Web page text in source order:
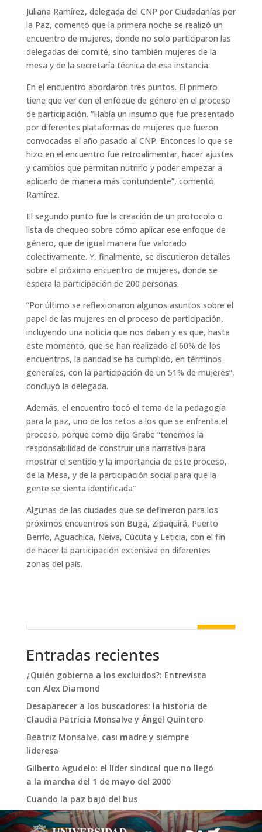
Juliana Ramírez, delegada del CNP por Ciudadanías por
la Paz, comentó que la primera noche se realizó un
encuentro de mujeres, donde no solo participaron las
delegadas del comité, sino también mujeres de la
mesa y de la secretaría técnica de esa instancia.
En el encuentro abordaron tres puntos. El primero
tiene que ver con el enfoque de género en el proceso
de participación. “Había un insumo que fue presentado
por diferentes plataformas de mujeres que fueron
convocadas el año pasado al CNP. Entonces lo que se
hizo en el encuentro fue retroalimentar, hacer ajustes
y cambios que permitan nutrirlo y poder empezar a
aplicarlo de manera más contundente”, comentó
Ramírez.
El segundo punto fue la creación de un protocolo o
lista de chequeo sobre cómo aplicar ese enfoque de
género, que de igual manera fue valorado
colectivamente. Y, finalmente, se discutieron detalles
sobre el próximo encuentro de mujeres, donde se
espera la participación de 200 personas.
“Por último se reflexionaron algunos asuntos sobre el
papel de las mujeres en el proceso de participación,
incluyendo una noticia que nos daban y es que, hasta
este momento, que se han realizado el 60% de los
encuentros, la paridad se ha cumplido, en términos
generales, con la participación de un 51% de mujeres”,
concluyó la delegada.
Además, el encuentro tocó el tema de la pedagogía
para la paz, uno de los retos a los que se enfrenta el
proceso, porque como dijo Grabe “tenemos la
responsabilidad de construir una narrativa para
mostrar el sentido y la importancia de este proceso,
de la Mesa, y de la participación social para que la
gente se sienta identificada”
Algunas de las ciudades que se definieron para los
próximos encuentros son Buga, Zipaquirá, Puerto
Berrío, Aguachica, Neiva, Cúcuta y Leticia, con el fin
de hacer la participación extensiva en diferentes
zonas del país.
Entradas recientes
¿Quién gobierna a los excluidos?: Entrevista
con Alex Diamond
Desaparecer a los buscadores: la historia de
Claudia Patricia Monsalve y Ángel Quintero
Beatriz Monsalve, casi madre y siempre
lideresa
Gilberto Agudelo: el líder sindical que no llegó
a la marcha del 1 de mayo del 2000
Cuando la paz bajó del bus